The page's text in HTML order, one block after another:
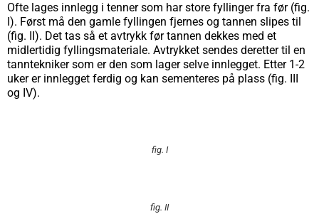
Ofte lages innlegg i tenner som har store fyllinger fra før (fig.
I). Først må den gamle fyllingen fjernes og tannen slipes til
(fig. II). Det tas så et avtrykk før tannen dekkes med et
midlertidig fyllingsmate­riale. Avtrykket sendes deretter til en
tanntekniker som er den som lager selve innlegget. Etter 1-2
uker er innlegget ferdig og kan sementeres på plass (fig. III
og IV).
fig. I
fig. II